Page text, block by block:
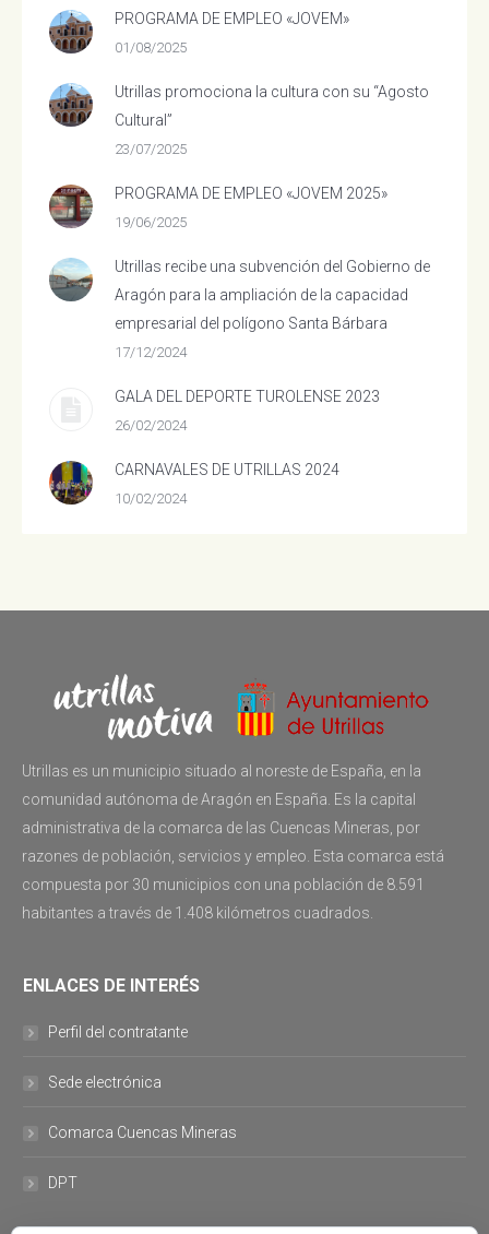
PROGRAMA DE EMPLEO «JOVEM»
01/08/2025
Utrillas promociona la cultura con su “Agosto
Cultural”
23/07/2025
PROGRAMA DE EMPLEO «JOVEM 2025»
19/06/2025
Utrillas recibe una subvención del Gobierno de
Aragón para la ampliación de la capacidad
empresarial del polígono Santa Bárbara
17/12/2024
GALA DEL DEPORTE TUROLENSE 2023
26/02/2024
CARNAVALES DE UTRILLAS 2024
10/02/2024
Utrillas es un municipio situado al noreste de España, en la
comunidad autónoma de Aragón en España. Es la capital
administrativa de la comarca de las Cuencas Mineras, por
razones de población, servicios y empleo. Esta comarca está
compuesta por 30 municipios con una población de 8.591
habitantes a través de 1.408 kilómetros cuadrados.
ENLACES DE INTERÉS
Perfil del contratante
Sede electrónica
Comarca Cuencas Mineras
DPT